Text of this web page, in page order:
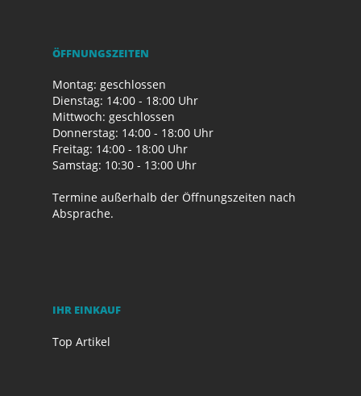
ÖFFNUNGSZEITEN
Montag: geschlossen
Dienstag: 14:00 - 18:00 Uhr
Mittwoch: geschlossen
Donnerstag: 14:00 - 18:00 Uhr
Freitag: 14:00 - 18:00 Uhr
Samstag: 10:30 - 13:00 Uhr
Termine außerhalb der Öffnungszeiten nach
Absprache.
IHR EINKAUF
Top Artikel